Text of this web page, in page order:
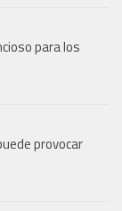
para los
provocar